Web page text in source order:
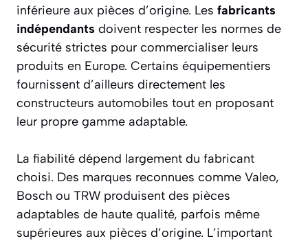
inférieure aux pièces d’origine. Les fabricants
indépendants doivent respecter les normes de
sécurité strictes pour commercialiser leurs
produits en Europe. Certains équipementiers
fournissent d’ailleurs directement les
constructeurs automobiles tout en proposant
leur propre gamme adaptable.
La fiabilité dépend largement du fabricant
choisi. Des marques reconnues comme Valeo,
Bosch ou TRW produisent des pièces
adaptables de haute qualité, parfois même
supérieures aux pièces d’origine. L’important